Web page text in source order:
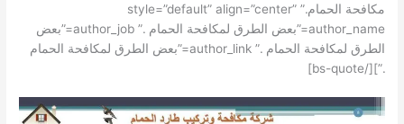
مكافحة الحمام.” style=”default” align=”center”
author_name=”بعض الطرق لمكافحة الحمام .” author_job=”بعض
الطرق لمكافحة الحمام .” author_link=”بعض الطرق لمكافحة الحمام
.”][/bs-quote]